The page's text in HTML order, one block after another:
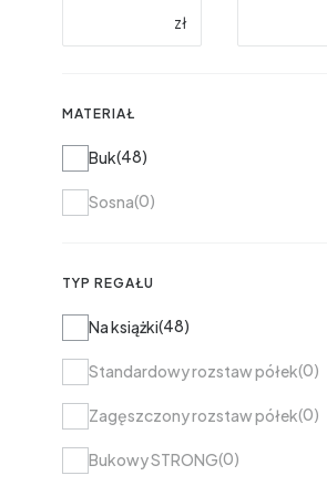
zł
MATERIAŁ
Materiał
Buk 48
Sosna 0
TYP REGAŁU
Typ regału
Na książki 48
Standardowy rozstaw półek 0
Zagęszczony rozstaw półek 0
Bukowy STRONG 0